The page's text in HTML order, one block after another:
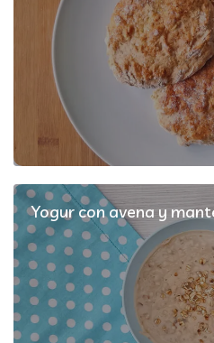
Yogur con avena y